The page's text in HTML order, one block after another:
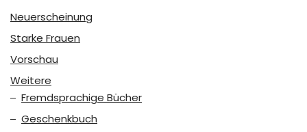
Neuerscheinung
Starke Frauen
Vorschau
Weitere
Fremdsprachige Bücher
Geschenkbuch